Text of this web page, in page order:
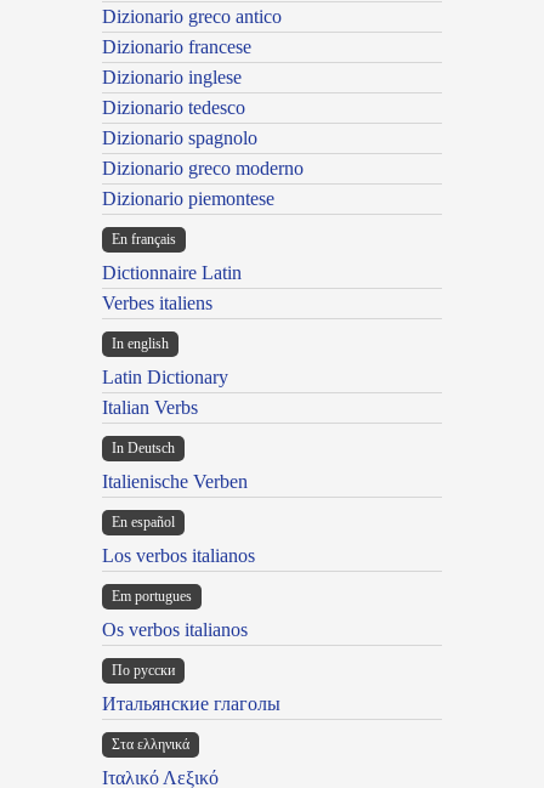
Dizionario greco antico
Dizionario francese
Dizionario inglese
Dizionario tedesco
Dizionario spagnolo
Dizionario greco moderno
Dizionario piemontese
En français
Dictionnaire Latin
Verbes italiens
In english
Latin Dictionary
Italian Verbs
In Deutsch
Italienische Verben
En español
Los verbos italianos
Em portugues
Os verbos italianos
По русски
Итальянские глаголы
Στα ελληνικά
Ιταλικό Λεξικό